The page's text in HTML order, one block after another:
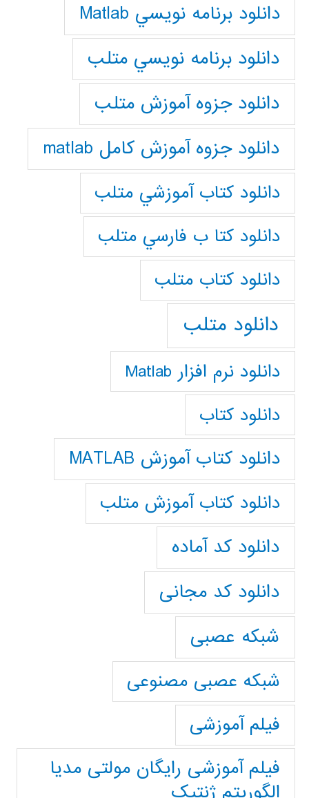
دانلود برنامه نويسي Matlab
دانلود برنامه نويسي متلب
دانلود جزوه آموزش متلب
دانلود جزوه آموزش کامل matlab
دانلود كتاب آموزشي متلب
دانلود كتا ب فارسي متلب
دانلود كتاب متلب
دانلود متلب
دانلود نرم افزار Matlab
دانلود کتاب
دانلود کتاب آموزش MATLAB
دانلود کتاب آموزش متلب
دانلود کد آماده
دانلود کد مجانی
شبکه عصبی
شبکه عصبی مصنوعی
فیلم آموزشی
فیلم آموزشی رایگان مولتی مدیا